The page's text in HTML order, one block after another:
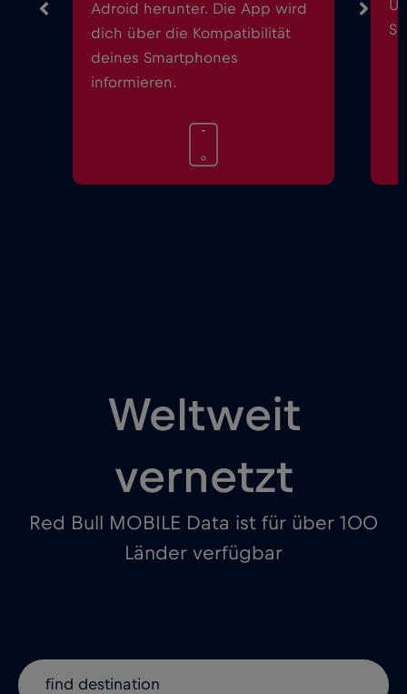
Adroid herunter. Die App wird
dich über die Kompatibilität
deines Smartphones
informieren.
Weltweit
vernetzt
Red Bull MOBILE Data ist für über 100
Länder verfügbar